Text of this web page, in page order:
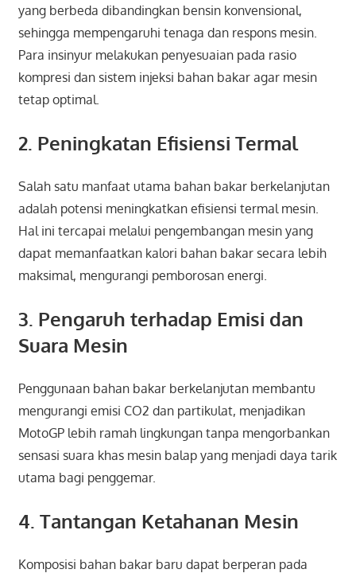
yang berbeda dibandingkan bensin konvensional,
sehingga mempengaruhi tenaga dan respons mesin.
Para insinyur melakukan penyesuaian pada rasio
kompresi dan sistem injeksi bahan bakar agar mesin
tetap optimal.
2. Peningkatan Efisiensi Termal
Salah satu manfaat utama bahan bakar berkelanjutan
adalah potensi meningkatkan efisiensi termal mesin.
Hal ini tercapai melalui pengembangan mesin yang
dapat memanfaatkan kalori bahan bakar secara lebih
maksimal, mengurangi pemborosan energi.
3. Pengaruh terhadap Emisi dan
Suara Mesin
Penggunaan bahan bakar berkelanjutan membantu
mengurangi emisi CO2 dan partikulat, menjadikan
MotoGP lebih ramah lingkungan tanpa mengorbankan
sensasi suara khas mesin balap yang menjadi daya tarik
utama bagi penggemar.
4. Tantangan Ketahanan Mesin
Komposisi bahan bakar baru dapat berperan pada